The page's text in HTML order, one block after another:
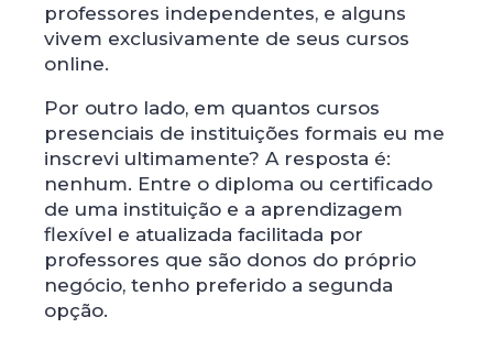
professores independentes, e alguns
vivem exclusivamente de seus cursos
online.
Por outro lado, em quantos cursos
presenciais de instituições formais eu me
inscrevi ultimamente? A resposta é:
nenhum. Entre o diploma ou certificado
de uma instituição e a aprendizagem
flexível e atualizada facilitada por
professores que são donos do próprio
negócio, tenho preferido a segunda
opção.